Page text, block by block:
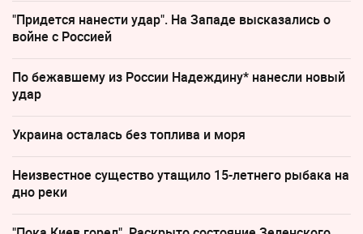
"Придется нанести удар". На Западе высказались о
войне с Россией
По бежавшему из России Надеждину* нанесли новый
удар
Украина осталась без топлива и моря
Неизвестное существо утащило 15-летнего рыбака на
дно реки